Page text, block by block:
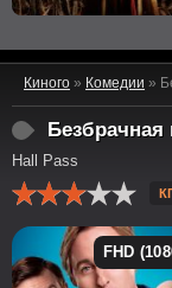
Киного » Комедии »
Безбрачная
Hall Pass
FHD